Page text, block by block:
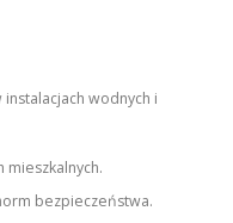
instalacjach wodnych i
mieszkalnych.
bezpieczeństwa.